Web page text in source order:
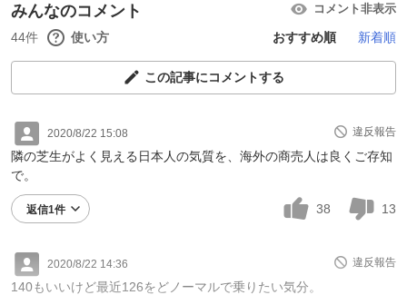
みんなのコメント コメント非表示
44件 使い方 おすすめ順 新着順
この記事にコメントする
2020/8/22 15:08 違反報告
隣の芝生がよく見える日本人の気質を、海外の商売人は良くご存知
で。
返信1件 38 13
2020/8/22 14:36 違反報告
140もいいけど最近126をどノーマルで乗りたい気分。